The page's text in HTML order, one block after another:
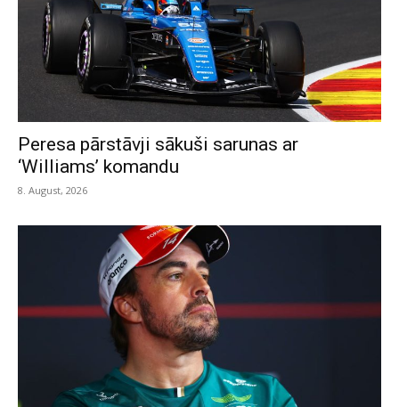
Peresa pārstāvji sākuši sarunas ar
‘Williams’ komandu
8. August, 2026